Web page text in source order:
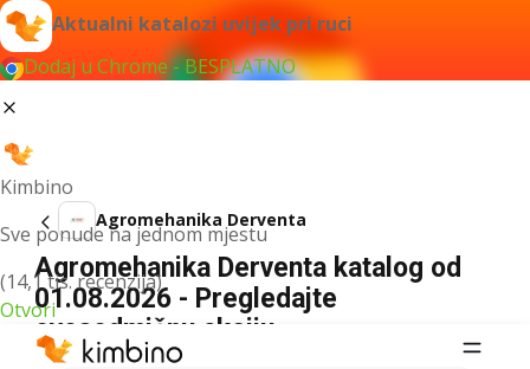
Aktualni katalozi uvijek pri ruci
Dodaj u Chrome - BESPLATNO
Kimbino
Sve ponude na jednom mjestu
(14,1 tis. recenzija)
Otvori
Agromehanika Derventa
Agromehanika Derventa katalog od
01.08.2026 - Pregledajte
ovosedmičnu akciju